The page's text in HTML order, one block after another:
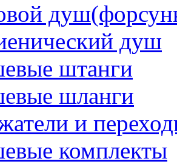
душ
штанги
шланги
и
комплекты